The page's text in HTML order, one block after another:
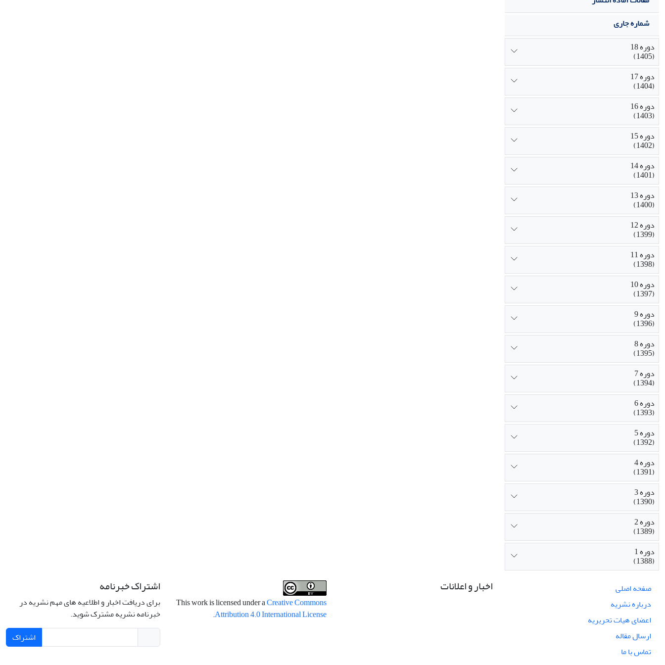
شماره جاری
دوره 18
(1405)
دوره 17
(1404)
دوره 16
(1403)
دوره 15
(1402)
دوره 14
(1401)
دوره 13
(1400)
دوره 12
(1399)
دوره 11
(1398)
دوره 10
(1397)
دوره 9
(1396)
دوره 8
(1395)
دوره 7
(1394)
دوره 6
(1393)
دوره 5
(1392)
دوره 4
(1391)
دوره 3
(1390)
دوره 2
(1389)
دوره 1
(1388)
صفحه اصلی
درباره نشریه
اعضای هیات تحریریه
ارسال مقاله
تماس با ما
اخبار و اعلانات
This work is licensed under aCreative Commons
Attribution 4.0 International License
.
اشتراک خبرنامه
برای دریافت اخبار و اطلاعیه های مهم نشریه در
خبرنامه نشریه مشترک شوید.
اشتراک